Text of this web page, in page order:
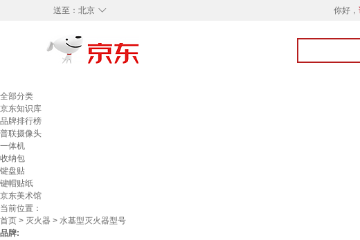
◇
送至： 北京 你好，
全部分类
京东知识库
品牌排行榜
普联摄像头
一体机
收纳包
键盘贴
键帽贴纸
京东美术馆
当前位置：
首页 > 灭火器 > 水基型灭火器型号
品牌: